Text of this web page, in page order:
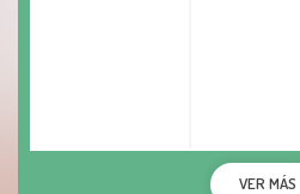
VER MÁS